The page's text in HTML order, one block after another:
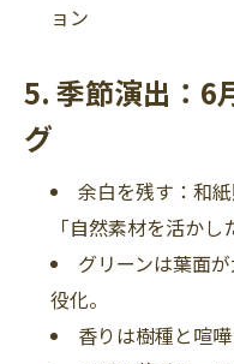
ョン
5. 季節演出：6
グ
余白を残す：和
「自然素材を活かし
グリーンは葉面
役化。
香りは樹種と喧